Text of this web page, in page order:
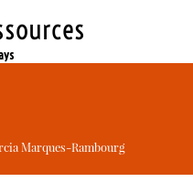
Marques-Rambourg